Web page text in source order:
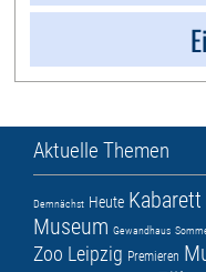
Aktuelle Themen
Demnächst Heute Kabarett
Museum Gewandhaus
Zoo Leipzig Premieren